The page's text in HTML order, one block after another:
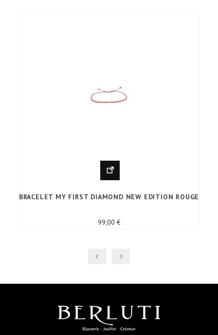
BRACELET MY FIRST DIAMOND NEW EDITION ROUGE
99,00 €Prix